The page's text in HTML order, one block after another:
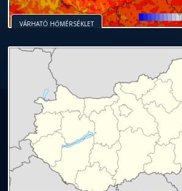
VÁRHATÓ HŐMÉRSÉKLET